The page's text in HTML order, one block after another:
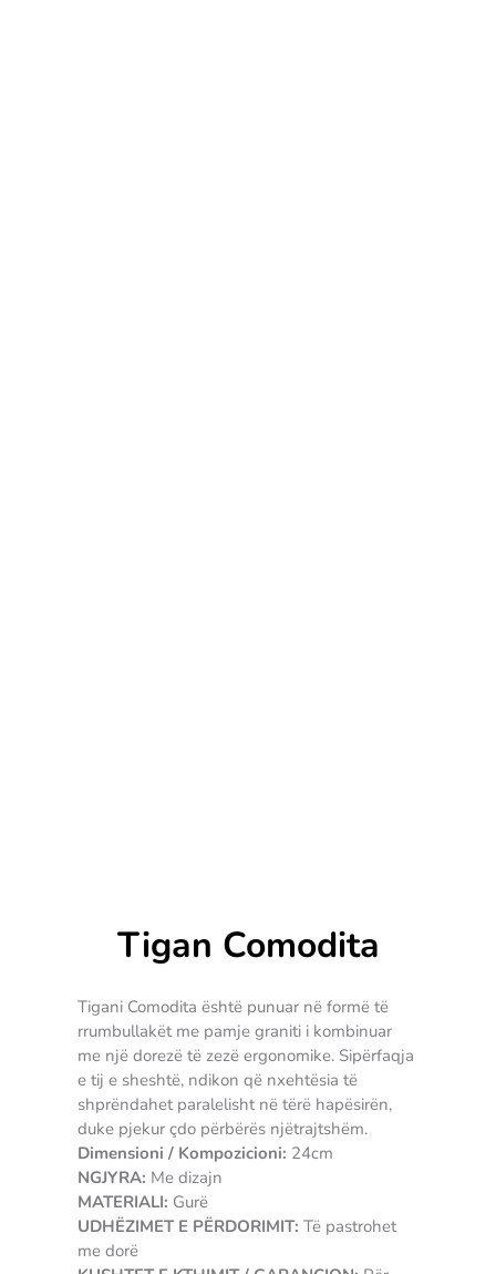
Tigan Comodita
Tigani Comodita është punuar në formë të
rrumbullakët me pamje graniti i kombinuar
me një dorezë të zezë ergonomike. Sipërfaqja
e tij e sheshtë, ndikon që nxehtësia të
shprëndahet paralelisht në tërë hapësirën,
duke pjekur çdo përbërës njëtrajtshëm.
Dimensioni / Kompozicioni: 24cm
NGJYRA: Me dizajn
MATERIALI: Gurë
UDHËZIMET E PËRDORIMIT: Të pastrohet
me dorë